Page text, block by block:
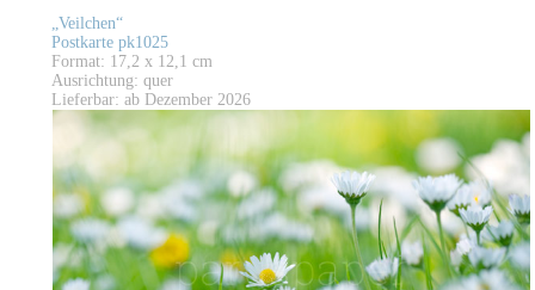
„Veilchen“
Postkarte pk1025
Format: 17,2 x 12,1 cm
Ausrichtung: quer
Lieferbar: ab Dezember 2026